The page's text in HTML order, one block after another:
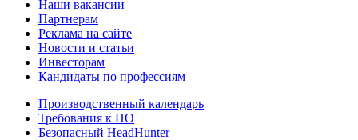
Наши вакансии
Партнерам
Реклама на сайте
Новости и статьи
Инвесторам
Кандидаты по профессиям
Производственный календарь
Требования к ПО
Безопасный HeadHunter